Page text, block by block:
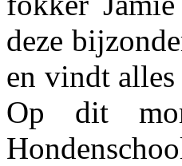
deze
en vindt
Op dit